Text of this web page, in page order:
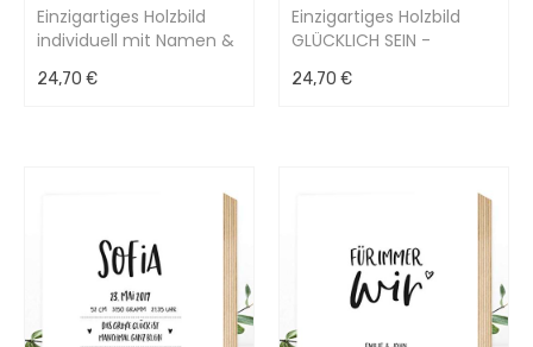
Einzigartiges Holzbild
individuell mit Namen &
24,70 €
Einzigartiges Holzbild
GLÜCKLICH SEIN -
15x15x2cm
24,70 €